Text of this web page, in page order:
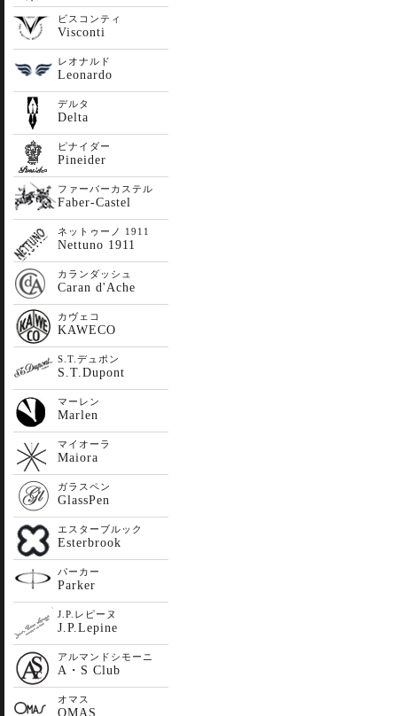
ビスコンティ
Visconti
レオナルド
Leonardo
デルタ
Delta
ピナイダー
Pineider
ファーバーカステル
Faber-Castel
ネットゥーノ 1911
Nettuno 1911
カランダッシュ
Caran d'Ache
カヴェコ
KAWECO
S.T.デュポン
S.T.Dupont
マーレン
Marlen
マイオーラ
Maiora
ガラスペン
GlassPen
エスターブルック
Esterbrook
パーカー
Parker
J.P.レピーヌ
J.P.Lepine
アルマンドシモーニ
A・S Club
オマス
OMAS